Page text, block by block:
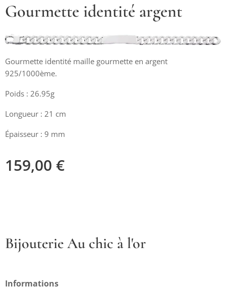
Gourmette identité argent
Gourmette identité maille gourmette en argent
925/1000ème.
Poids : 26.95g
Longueur : 21 cm
Épaisseur : 9 mm
159,00 €
Bijouterie Au chic à l'or
Informations